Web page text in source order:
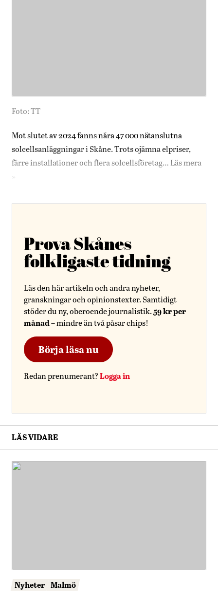
Foto: TT
Mot slutet av 2024 fanns nära 47 000 nätanslutna
solcellsanläggningar i Skåne. Trots ojämna elpriser,
färre installationer och flera solcellsföretag…Läs mera
»
Prova Skånes
folkligaste tidning
Läs den här artikeln och andra nyheter,
granskningar och opinionstexter. Samtidigt
stöder du ny, oberoende journalistik.59 kr per
månad– mindre än två påsar chips!
Börja läsa nu
Redan prenumerant?Logga in
LÄS VIDARE
Nyheter Malmö